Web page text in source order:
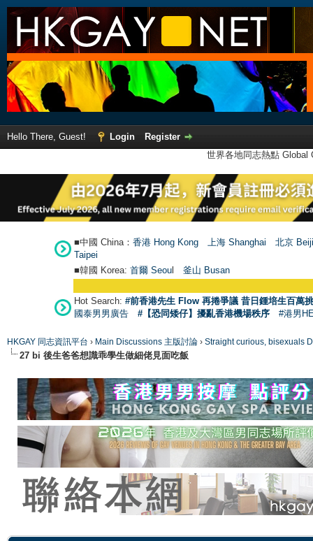
Hello There, Guest! Login
Register
世界各地同志熱點
■中國 China： 香港 Hong Kong 上海 Shanghai
北京
Taipei
■韓國 Korea: 首爾 Seoul 釜山 Busan
Hot Search: #前香港先生 Flow 再捲爭議 昔日鍾培生百萬
國泰男男廣告
#【恐同矮仔】擾亂香港機場秩序 #港男
HKGAY 同志資訊平台 › Main Discussions 主版討論 › Straight curious, bisexuals
27 bi 後生爸爸想識乖學生做細佬見面吃飯